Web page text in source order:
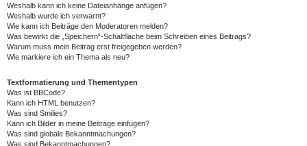
Weshalb kann ich keine Dateianhänge anfügen?
Weshalb wurde ich verwarnt?
Wie kann ich Beiträge den Moderatoren melden?
Was bewirkt die „Speichern“-Schaltfläche beim Schreiben eines Beitrags?
Warum muss mein Beitrag erst freigegeben werden?
Wie markiere ich ein Thema als neu?
Textformatierung und Thementypen
Was ist BBCode?
Kann ich HTML benutzen?
Was sind Smilies?
Kann ich Bilder in meine Beiträge einfügen?
Was sind globale Bekanntmachungen?
Was sind Bekanntmachungen?